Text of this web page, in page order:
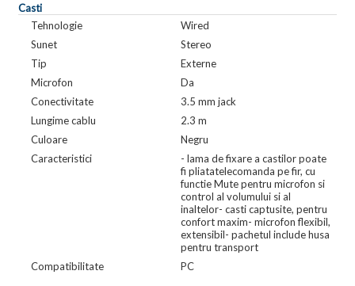
Casti
Tehnologie
Wired
Sunet
Stereo
Tip
Externe
Microfon
Da
Conectivitate
3.5 mm jack
Lungime cablu
2.3 m
Culoare
Negru
Caracteristici
- lama de fixare a castilor poate
fi pliatatelecomanda pe fir, cu
functie Mute pentru microfon si
control al volumului si al
inaltelor- casti captusite, pentru
confort maxim- microfon flexibil,
extensibil- pachetul include husa
pentru transport
Compatibilitate
PC